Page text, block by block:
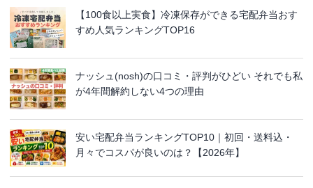
【100食以上実食】冷凍保存ができる宅配弁当おす
すめ人気ランキングTOP16
ナッシュ(nosh)の口コミ・評判がひどい それでも私
が4年間解約しない4つの理由
安い宅配弁当ランキングTOP10｜初回・送料込・
月々でコスパが良いのは？【2026年】